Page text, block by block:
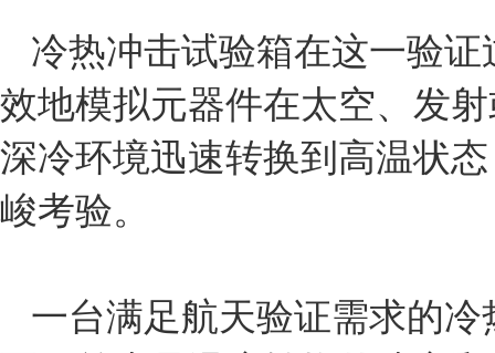
冷热冲击试验箱在这一验
效地模拟元器件在太空、发
深冷环境迅速转换到高温状
峻考验。
一台满足航天验证需求的